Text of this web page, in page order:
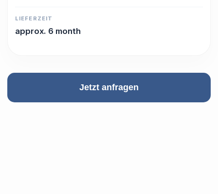
LIEFERZEIT
approx. 6 month
Jetzt anfragen